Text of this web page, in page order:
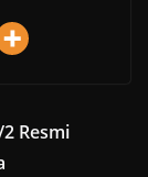
Resmi